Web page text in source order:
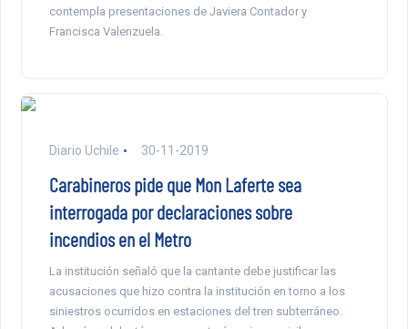
contempla presentaciones de Javiera Contador y
Francisca Valenzuela.
Diario Uchile 30-11-2019
Carabineros pide que Mon Laferte sea
interrogada por declaraciones sobre
incendios en el Metro
La institución señaló que la cantante debe justificar las
acusaciones que hizo contra la institución en torno a los
siniestros ocurridos en estaciones del tren subterráneo.